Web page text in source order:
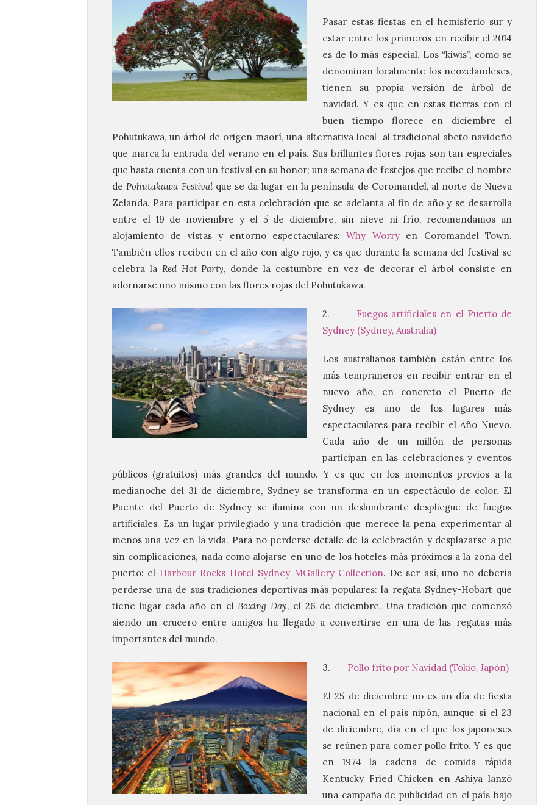
Pasar estas fiestas en el hemisferio sur y
estar entre los primeros en recibir el 2014
es de lo más especial. Los “kiwis”, como se
denominan localmente los neozelandeses,
tienen su propia versión de árbol de
navidad. Y es que en estas tierras con el
buen tiempo florece en diciembre el
Pohutukawa, un árbol de origen maorí, una alternativa local al tradicional abeto navideño
que marca la entrada del verano en el país. Sus brillantes flores rojas son tan especiales
que hasta cuenta con un festival en su honor; una semana de festejos que recibe el nombre
dePohutukawa Festivalque se da lugar en la península de Coromandel, al norte de Nueva
Zelanda. Para participar en esta celebración que se adelanta al fin de año y se desarrolla
entre el 19 de noviembre y el 5 de diciembre, sin nieve ni frío, recomendamos un
alojamiento de vistas y entorno espectaculares:Why Worryen Coromandel Town.
También ellos reciben en el año con algo rojo, y es que durante la semana del festival se
celebra la Red Hot Party, donde la costumbre en vez de decorar el árbol consiste en
adornarse uno mismo con las flores rojas del Pohutukawa.
2. Fuegos artificiales en el Puerto de
Sydney (Sydney, Australia)
Los australianos también están entre los
más tempraneros en recibir entrar en el
nuevo año, en concreto el Puerto de
Sydney es uno de los lugares más
espectaculares para recibir el Año Nuevo.
Cada año de un millón de personas
participan en las celebraciones y eventos
públicos (gratuitos) más grandes del mundo. Y es que en los momentos previos a la
medianoche del 31 de diciembre, Sydney se transforma en un espectáculo de color. El
Puente del Puerto de Sydney se ilumina con un deslumbrante despliegue de fuegos
artificiales. Es un lugar privilegiado y una tradición que merece la pena experimentar al
menos una vez en la vida. Para no perderse detalle de la celebración y desplazarse a pie
sin complicaciones, nada como alojarse en uno de los hoteles más próximos a la zona del
puerto: el Harbour Rocks Hotel Sydney MGallery Collection. De ser así, uno no debería
perderse una de sus tradiciones deportivas más populares: la regata Sydney-Hobart que
tiene lugar cada año en elBoxing Day, el 26 de diciembre. Una tradición que comenzó
siendo un crucero entre amigos ha llegado a convertirse en una de las regatas más
importantes del mundo.
3. Pollo frito por Navidad (Tokio, Japón)
El 25 de diciembre no es un día de fiesta
nacional en el país nipón, aunque sí el 23
de diciembre, día en el que los japoneses
se reúnen para comer pollo frito. Y es que
en 1974 la cadena de comida rápida
Kentucky Fried Chicken en Ashiya lanzó
una campaña de publicidad en el país bajo